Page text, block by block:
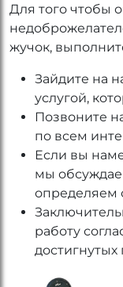
Для того чтобы
жучок,
Зайдите на
услугой,
Позвоните
по всем
Если вы
мы
определяем
работу